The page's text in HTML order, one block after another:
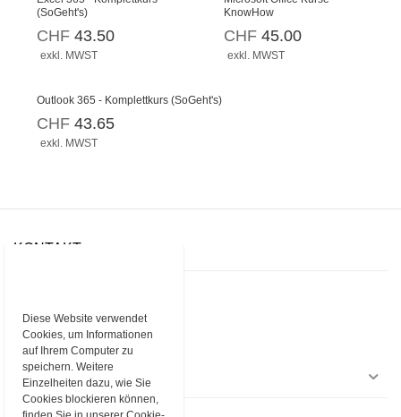
(SoGeht's)
CHF 43.50
exkl. MWST
KnowHow
CHF 45.00
exkl. MWST
Outlook 365 - Komplettkurs (SoGeht's)
CHF 43.65
exkl. MWST
KONTAKT
6300 Zug
Telefon+41 43 377 67 00
E-Mailrissip@rissip.com
EINKAUFEN
Diese Website verwendet
Cookies, um Informationen
auf Ihrem Computer zu
speichern. Weitere
Einzelheiten dazu, wie Sie
Cookies blockieren können,